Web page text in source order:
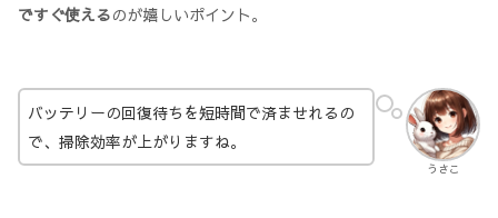
ですぐ使えるのが嬉しいポイント。
うさこ
バッテリーの回復待ちを短時間で済ませれるの
で、掃除効率が上がりますね。